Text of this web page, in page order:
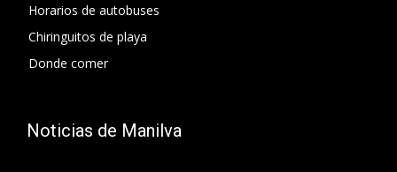
Horarios de autobuses
Chiringuitos de playa
Donde comer
Noticias de Manilva